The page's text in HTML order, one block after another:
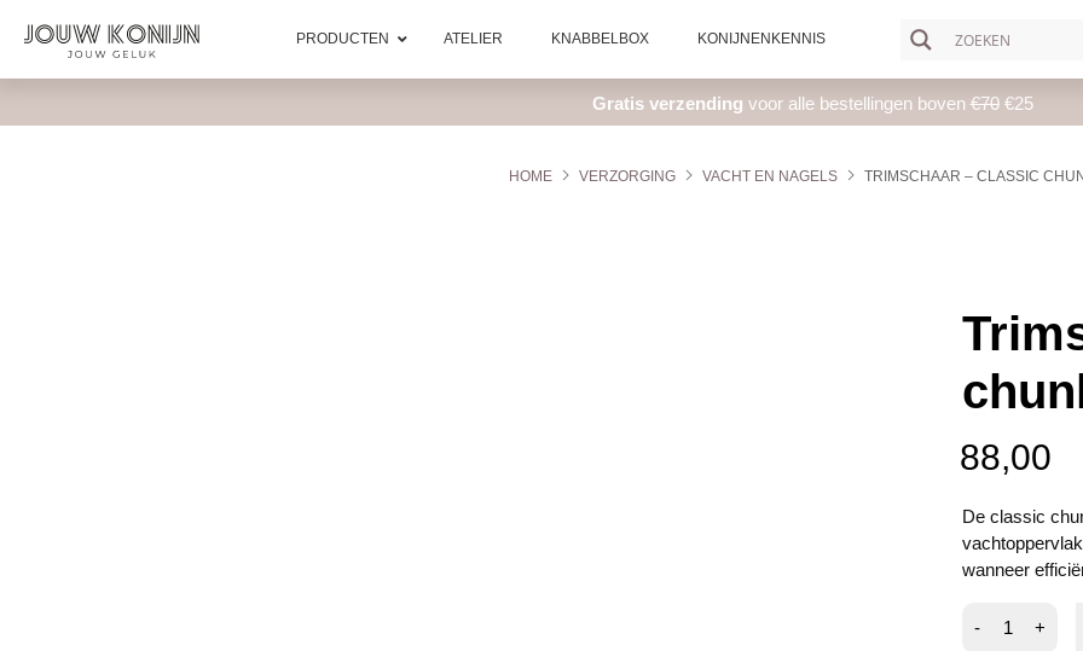
PRODUCTEN ATELIER KNABBELBOX KONIJNENKENNIS
Gratis verzending voor alle bestellingen boven€70€25
HOME VERZORGING VACHT EN NAGELS TRIMSCHAAR – CLASSIC
88,00
De classic
wanneer
- +